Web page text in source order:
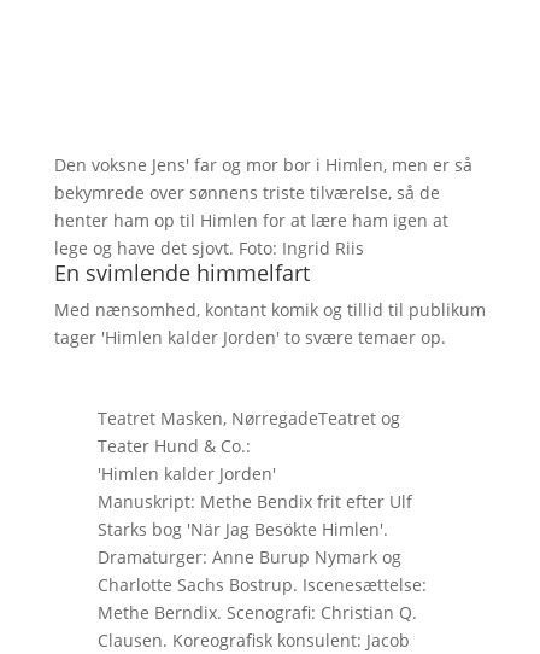
Den voksne Jens' far og mor bor i Himlen, men er så
bekymrede over sønnens triste tilværelse, så de
henter ham op til Himlen for at lære ham igen at
lege og have det sjovt. Foto: Ingrid Riis
En svimlende himmelfart
Med nænsomhed, kontant komik og tillid til publikum
tager 'Himlen kalder Jorden' to svære temaer op.
Teatret Masken, NørregadeTeatret og
Teater Hund & Co.:
'Himlen kalder Jorden'
Manuskript: Methe Bendix frit efter Ulf
Starks bog 'När Jag Besökte Himlen'.
Dramaturger: Anne Burup Nymark og
Charlotte Sachs Bostrup. Iscenesættelse:
Methe Berndix. Scenografi: Christian Q.
Clausen. Koreografisk konsulent: Jacob